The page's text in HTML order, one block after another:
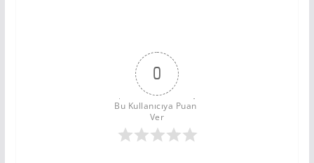
0
Bu Kullanıcıya Puan
Ver